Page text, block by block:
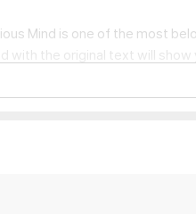
Mind is one of the most
with the original text will
to relationships, to jobs, to
Power of Your Subconscious